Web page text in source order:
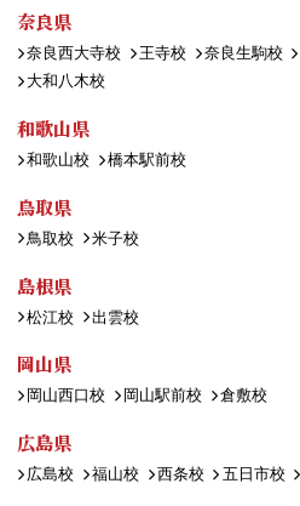
奈良県
奈良西大寺校 王寺校 奈良生駒校
大和八木校
和歌山県
和歌山校 橋本駅前校
鳥取県
鳥取校 米子校
島根県
松江校 出雲校
岡山県
岡山西口校 岡山駅前校 倉敷校
広島県
広島校 福山校 西条校 五日市校